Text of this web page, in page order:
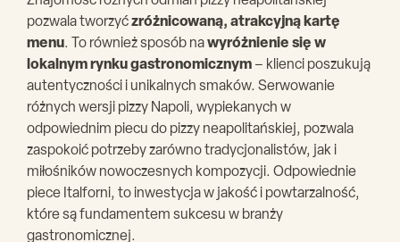
pozwala tworzyćzróżnicowaną, atrakcyjną kartę
menu. To również sposób nawyróżnienie się w
lokalnym rynku gastronomicznym – klienci poszukują
autentyczności i unikalnych smaków. Serwowanie
różnych wersji pizzy Napoli, wypiekanych w
odpowiednim piecu do pizzy neapolitańskiej, pozwala
zaspokoić potrzeby zarówno tradycjonalistów, jak i
miłośników nowoczesnych kompozycji. Odpowiednie
piece Italforni, to inwestycja w jakość i powtarzalność,
które są fundamentem sukcesu w branży
gastronomicznej.